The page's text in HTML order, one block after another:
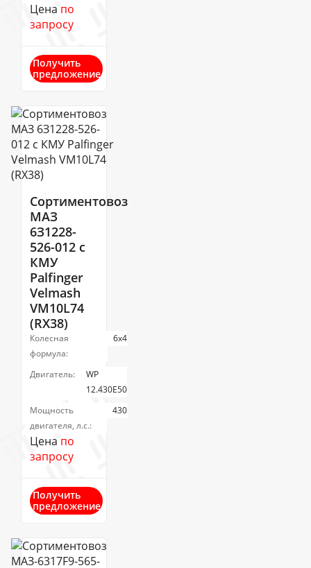
Цена по
запросу
Получить
предложение
Сортиментовоз
МАЗ
6З1228-
526-012 с
КМУ
Palfinger
Velmash
VM10L74
(RX38)
Колесная
формула:
6х4
Двигатель:
WP
12.430Е50
Мощность
двигателя, л.с.:
430
Цена по
запросу
Получить
предложение